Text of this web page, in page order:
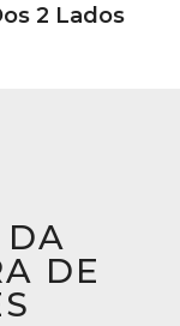
2 Lados
DA
DE